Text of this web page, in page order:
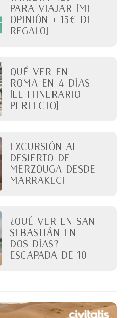
para viajar [Mi
opinión + 15€ de
regalo]
QUÉ VER EN
ROMA en 4 días
[El itinerario
perfecto]
Excursión al
desierto de
Merzouga desde
Marrakech
¿Qué ver en San
Sebastián en
dos días?
Escapada de 10